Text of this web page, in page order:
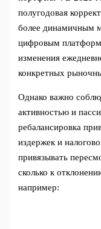
полугодовая
более динамичным
цифровым
изменения
конкретных
Однако важно
активностью и
ребалансировка
издержек и
привязывать
сколько к
например: